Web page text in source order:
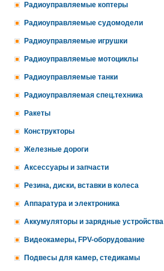
Радиоуправляемые коптеры
Радиоуправляемые судомодели
Радиоуправляемые игрушки
Радиоуправляемые мотоциклы
Радиоуправляемые танки
Радиоуправляемая спец.техника
Ракеты
Конструкторы
Железные дороги
Аксессуары и запчасти
Резина, диски, вставки в колеса
Аппаратура и электроника
Аккумуляторы и зарядные устройства
Видеокамеры, FPV-оборудование
Подвесы для камер, стедикамы